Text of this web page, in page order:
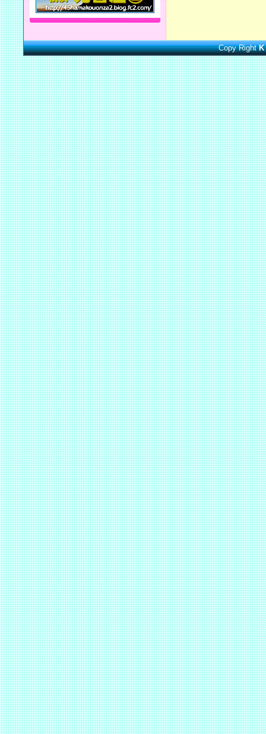
Copy RightK